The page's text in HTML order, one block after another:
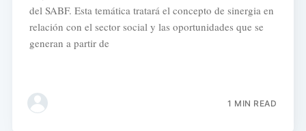
del SABF. Esta temática tratará el concepto de sinergia en
relación con el sector social y las oportunidades que se
generan a partir de
1 MIN READ